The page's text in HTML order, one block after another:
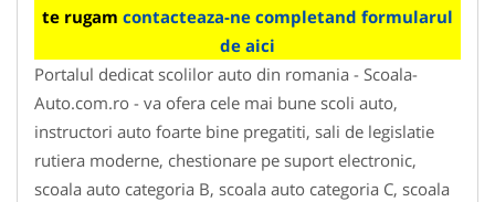
te rugam contacteaza-ne completand formularul
de aici
Portalul dedicat scolilor auto din romania - Scoala-
Auto.com.ro - va ofera cele mai bune scoli auto,
instructori auto foarte bine pregatiti, sali de legislatie
rutiera moderne, chestionare pe suport electronic,
scoala auto categoria B, scoala auto categoria C, scoala